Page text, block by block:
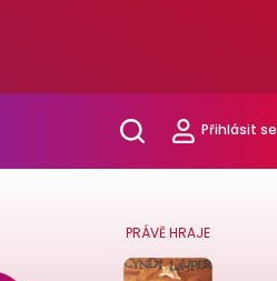
Přihlásit se
PRÁVĚ HRAJE